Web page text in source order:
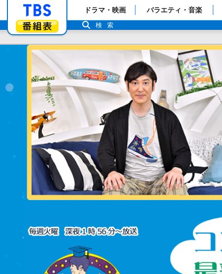
「TBSテレビ」トップページ
番組表
ドラマ・映画 バラエティ・音楽
検索